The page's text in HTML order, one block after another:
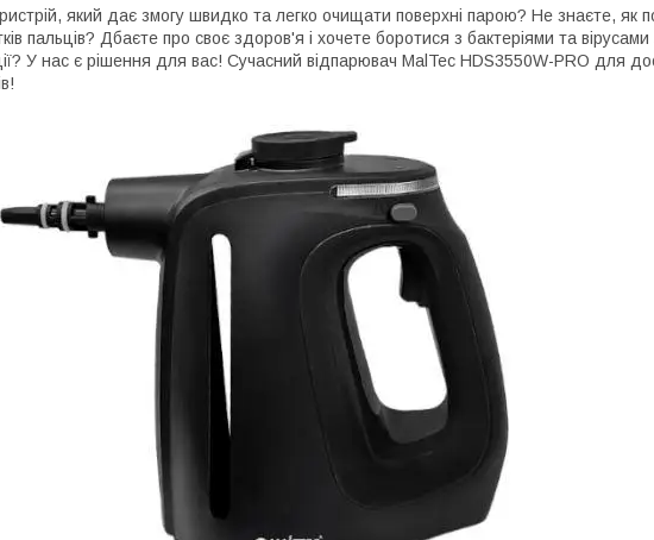
який дає змогу швидко та легко очищати поверхні парою? Не знаєте, як
пальців? Дбаєте про своє здоров'я і хочете боротися з бактеріями та
У нас є рішення для вас! Сучасний відпарювач MalTec HDS3550W-PRO для